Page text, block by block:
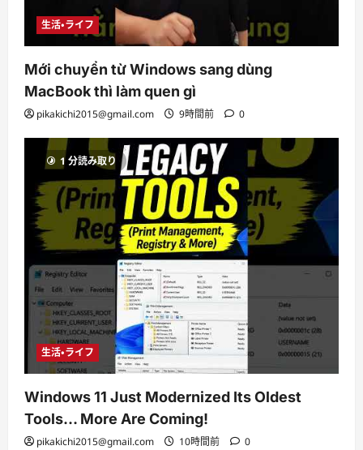
生活・ライフ
Mới chuyển từ Windows sang dùng
MacBook thì làm quen gì
pikakichi2015@gmail.com 9時間前 0
1 分読み取り
生活・ライフ
Windows 11 Just Modernized Its Oldest
Tools… More Are Coming!
pikakichi2015@gmail.com 10時間前 0